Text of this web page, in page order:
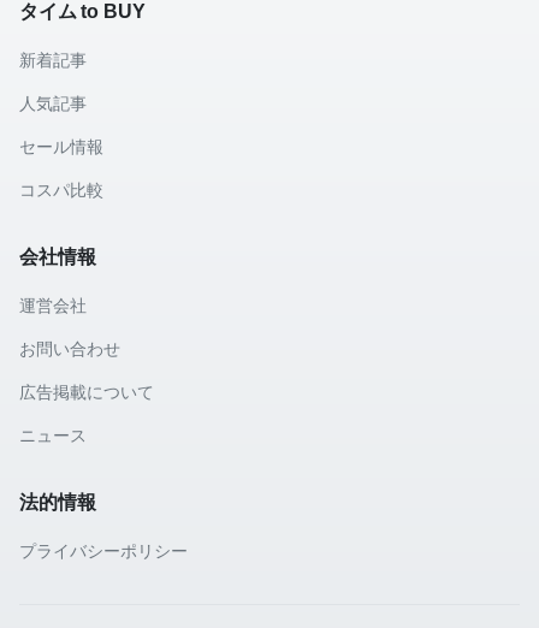
タイム to BUY
新着記事
人気記事
セール情報
コスパ比較
会社情報
運営会社
お問い合わせ
広告掲載について
ニュース
法的情報
プライバシーポリシー